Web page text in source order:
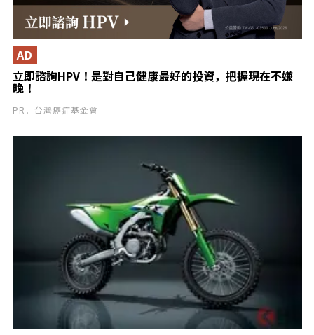
立即諮詢HPV！是對自己健康最好的投資，把握現在不嫌
晚！
AD
PR．台灣癌症基金會